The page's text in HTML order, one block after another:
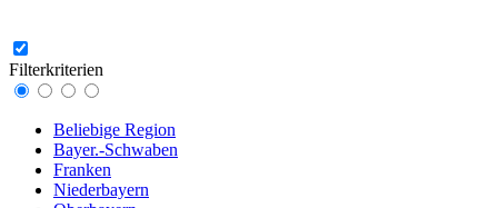
Filterkriterien
Beliebige Region
Bayer.-Schwaben
Franken
Niederbayern